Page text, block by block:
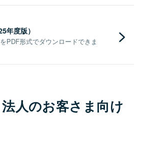
年度版）
PDF形式でダウンロードできま
人のお客さま向け